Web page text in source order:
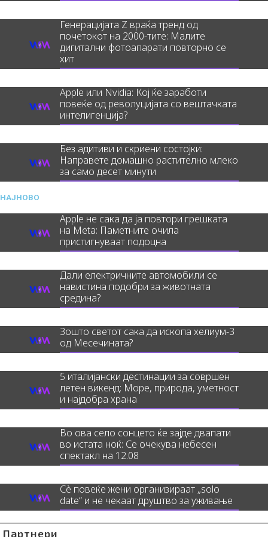
Генерацијата Z враќа тренд од
почетокот на 2000-тите: Малите
дигитални фотоапарати повторно се
хит
Apple или Nvidia: Кој ќе заработи
повеќе од револуцијата со вештачката
интелигенција?
Без адитиви и скриени состојки:
Направете домашно растително млеко
за само десет минути
НАЈНОВО
Apple не сака да ја повтори грешката
на Meta: Паметните очила
пристигнуваат подоцна
Дали електричните автомобили се
навистина подобри за животната
средина?
Зошто светот сака да ископа хелиум-3
од Месечината?
5 италијански дестинации за совршен
летен викенд: Море, природа, уметност
и најдобра храна
Во ова село сонцето ќе зајде двапати
во истата ноќ: Се очекува небесен
спектакл на 12.08
Сè повеќе жени организираат „solo
date“ и не чекаат друштво за уживање
Партнери